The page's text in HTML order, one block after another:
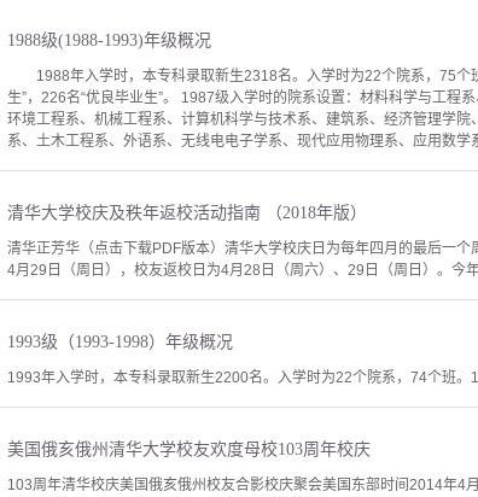
1988级(1988-1993)年级概况
1988年入学时，本专科录取新生2318名。入学时为22个院系，75个
生”，226名“优良毕业生”。 1987级入学时的院系设置：材料科学与工程
环境工程系、机械工程系、计算机科学与技术系、建筑系、经济管理学
系、土木工程系、外语系、无线电电子学系、现代应用物理系、应用数学
清华大学校庆及秩年返校活动指南 （2018年版）
清华正芳华（点击下载PDF版本）清华大学校庆日为每年四月的最后一
4月29日（周日），校友返校日为4月28日（周六）、29日（周日）。今
1993级（1993-1998）年级概况
1993年入学时，本专科录取新生2200名。入学时为22个院系，74个班
美国俄亥俄州清华大学校友欢度母校103周年校庆
103周年清华校庆美国俄亥俄州校友合影校庆聚会美国东部时间2014年